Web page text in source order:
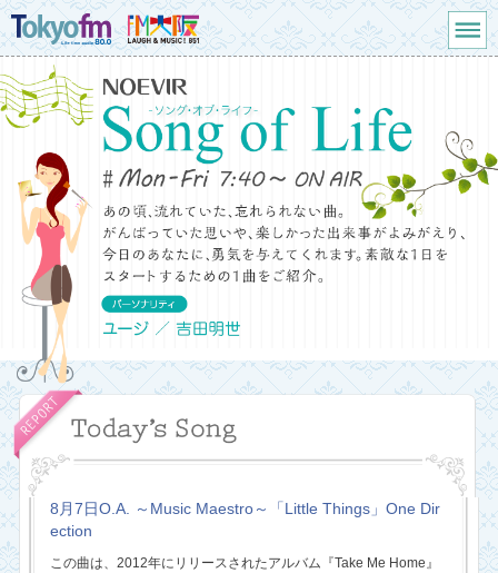
8月7日O.A. ～Music Maestro～「Little Things」One Dir
ection
この曲は、2012年にリリースされたアルバム『Take Me Home』